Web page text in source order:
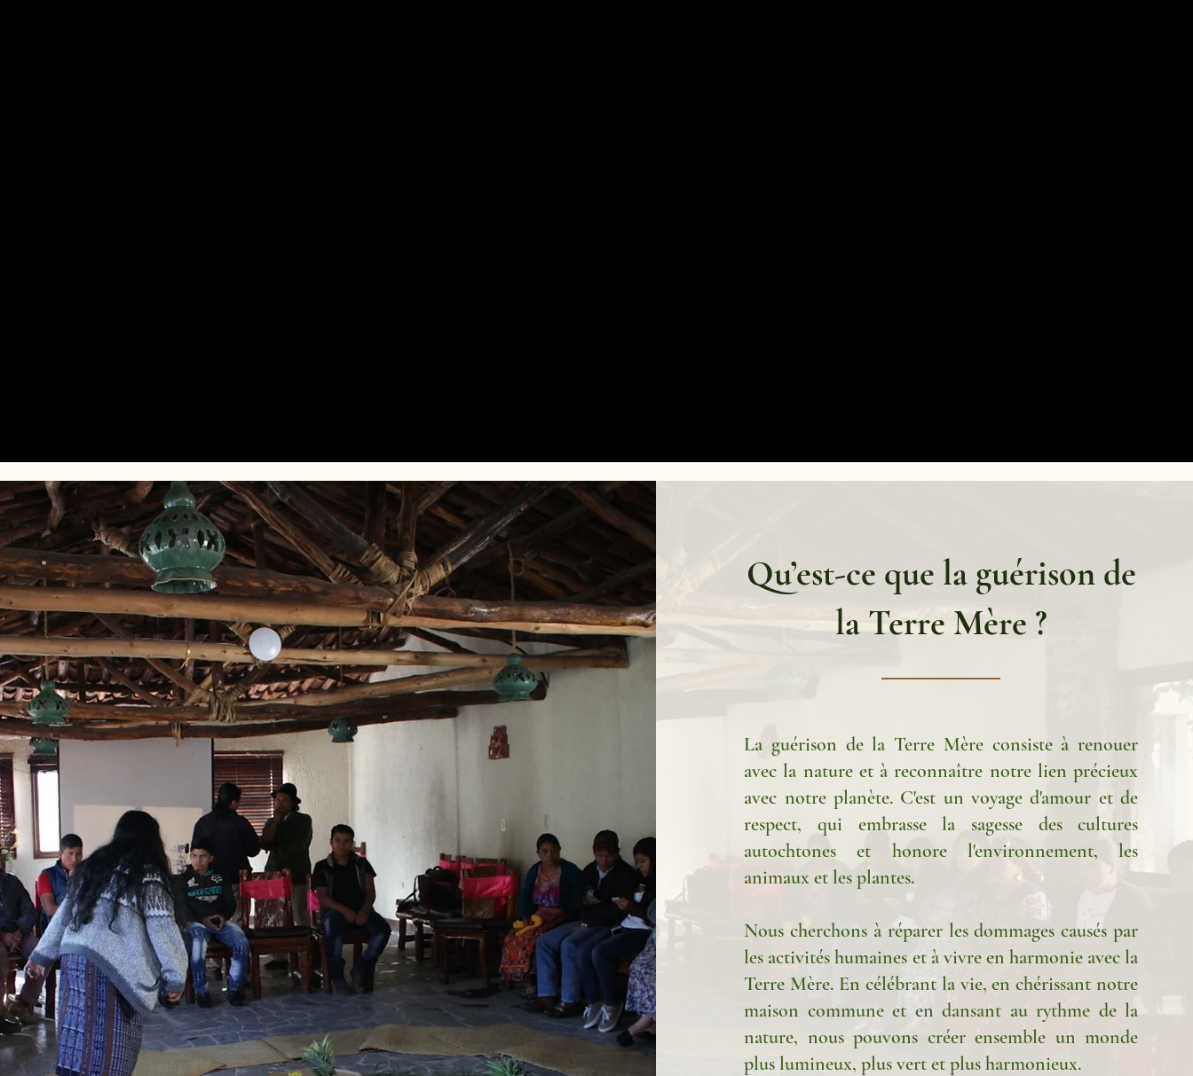
Qu’est-ce que la guérison de
la Terre Mère ?
La guérison de la Terre Mère consiste à renouer
avec la nature et à reconnaître notre lien précieux
avec notre planète. C'est un voyage d'amour et de
respect, qui embrasse la sagesse des cultures
autochtones et honore l'environnement, les
animaux et les plantes.
Nous cherchons à réparer les dommages causés par
les activités humaines et à vivre en harmonie avec la
Terre Mère. En célébrant la vie, en chérissant notre
maison commune et en dansant au rythme de la
nature, nous pouvons créer ensemble un monde
plus lumineux, plus vert et plus harmonieux.